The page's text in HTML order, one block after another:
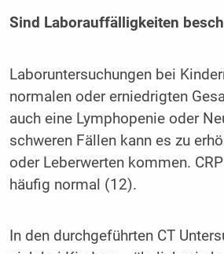
Sind Laborauffälligkeiten
Laboruntersuchungen bei
normalen oder erniedrigten
auch eine Lymphopenie oder
schweren Fällen kann es zu
oder Leberwerten kommen.
häufig normal (12).
In den durchgeführten CT